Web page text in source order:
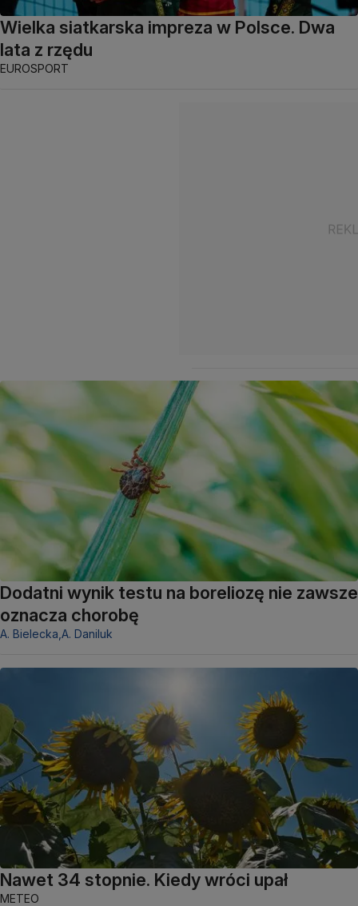
Wielka siatkarska impreza w Polsce. Dwa
lata z rzędu
EUROSPORT
Dodatni wynik testu na boreliozę nie zawsze
oznacza chorobę
A. Bielecka, A. Daniluk
Nawet 34 stopnie. Kiedy wróci upał
METEO